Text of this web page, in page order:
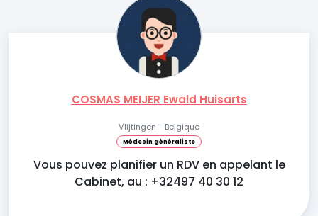
COSMAS MEIJER Ewald Huisarts
Vlijtingen - Belgique
Médecin généraliste
Vous pouvez planifier un RDV en appelant le
Cabinet, au : +32497 40 30 12